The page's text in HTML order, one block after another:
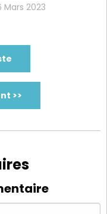
Mars 2023
>>